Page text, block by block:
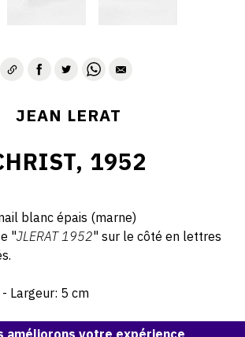
JEAN LERAT
1952
blanc épais (marne)
"JLERAT 1952" sur le côté en lettres
Largeur: 5 cm
Atelier Jean et Jacqueline Lerat
améliorons votre expérience